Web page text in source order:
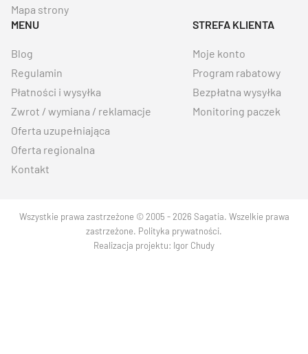
Mapa strony
MENU
Blog
Regulamin
Płatności i wysyłka
Zwrot / wymiana / reklamacje
Oferta uzupełniająca
Oferta regionalna
Kontakt
STREFA KLIENTA
Moje konto
Program rabatowy
Bezpłatna wysyłka
Monitoring paczek
Wszystkie prawa zastrzeżone © 2005 - 2026 Sagatia. Wszelkie prawa
zastrzeżone. Polityka prywatności.
Realizacja projektu: Igor Chudy